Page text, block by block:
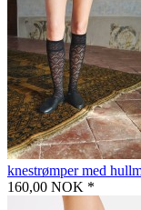
knestrømper med
160,00 NOK *